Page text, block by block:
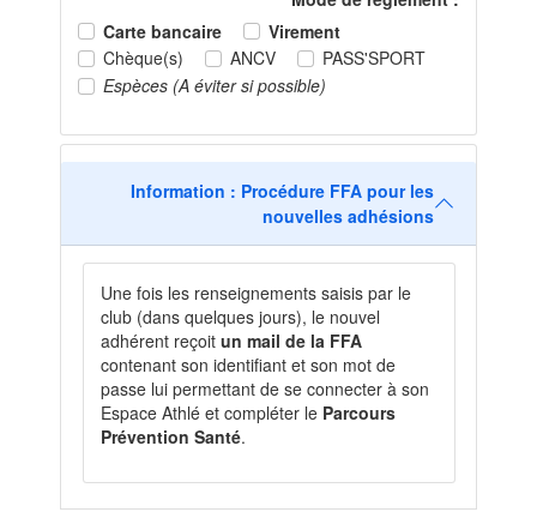
Carte bancaire
Virement
Chèque(s)
ANCV
PASS'SPORT
Espèces (A éviter si possible)
Information : Procédure FFA pour les
nouvelles adhésions
Une fois les renseignements saisis par le
club (dans quelques jours), le nouvel
adhérent reçoit un mail de la FFA
contenant son identifiant et son mot de
passe lui permettant de se connecter à son
Espace Athlé et compléter le Parcours
Prévention Santé.